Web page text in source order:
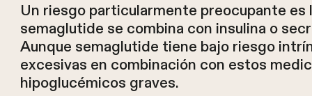
Un riesgo particularmente preocupante
semaglutide se combina con insulina o
Aunque semaglutide tiene bajo riesgo
excesivas en combinación con estos
hipoglucémicos graves.